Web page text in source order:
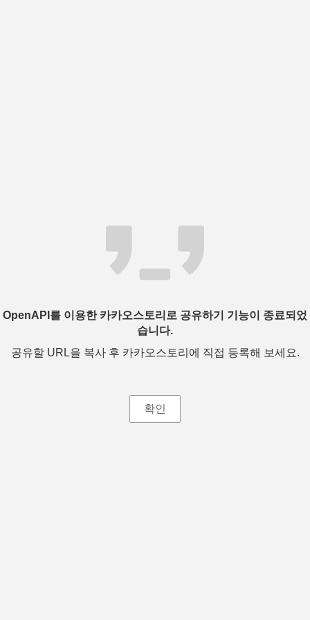
OpenAPI를 이용한 카카오스토리로 공유하기 기능이 종료되었
습니다.
공유할 URL을 복사 후 카카오스토리에 직접 등록해 보세요.
확인